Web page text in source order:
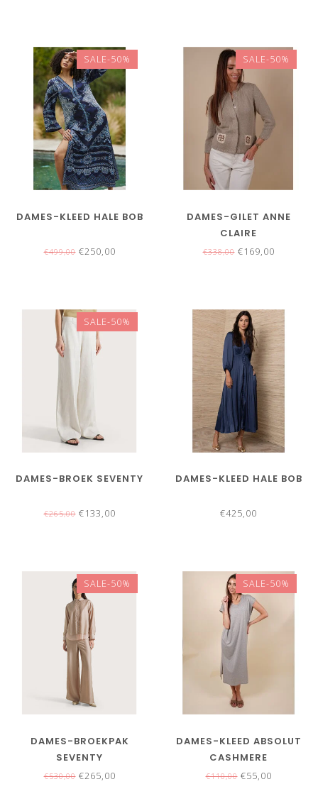
SALE-50%
DAMES-KLEED HALE BOB
€499,00€250,00
SALE-50%
DAMES-GILET ANNE
CLAIRE
€338,00€169,00
SALE-50%
DAMES-BROEK SEVENTY
€265,00€133,00
DAMES-KLEED HALE BOB
€425,00
SALE-50%
DAMES-BROEKPAK
SEVENTY
€530,00€265,00
SALE-50%
DAMES-KLEED ABSOLUT
CASHMERE
€110,00€55,00